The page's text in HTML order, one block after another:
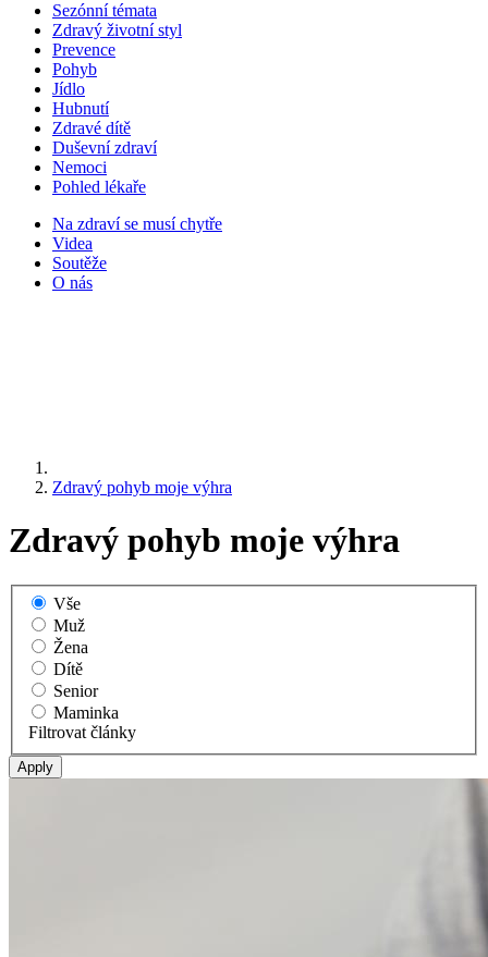
Sezónní témata
Zdravý životní styl
Prevence
Pohyb
Jídlo
Hubnutí
Zdravé dítě
Duševní zdraví
Nemoci
Pohled lékaře
Na zdraví se musí chytře
Videa
Soutěže
O nás
Zdravý pohyb moje výhra
Zdravý pohyb moje výhra
Vše
Muž
Žena
Dítě
Senior
Maminka
Filtrovat články